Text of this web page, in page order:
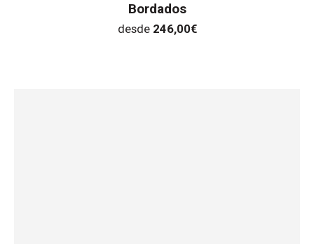
Bordados
desde 246,00€